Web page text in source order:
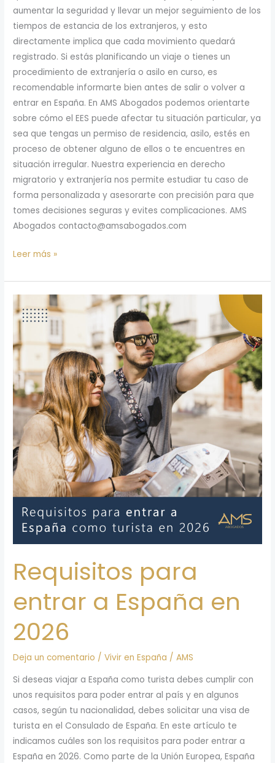
aumentar la seguridad y llevar un mejor seguimiento de los
tiempos de estancia de los extranjeros, y esto
directamente implica que cada movimiento quedará
registrado. Si estás planificando un viaje o tienes un
procedimiento de extranjería o asilo en curso, es
recomendable informarte bien antes de salir o volver a
entrar en España. En AMS Abogados podemos orientarte
sobre cómo el EES puede afectar tu situación particular, ya
sea que tengas un permiso de residencia, asilo, estés en
proceso de obtener alguno de ellos o te encuentres en
situación irregular. Nuestra experiencia en derecho
migratorio y extranjería nos permite estudiar tu caso de
forma personalizada y asesorarte con precisión para que
tomes decisiones seguras y evites complicaciones. AMS
Abogados contacto@amsabogados.com
Leer más »
Requisitos para
entrar a España en
2026
Deja un comentario /Vivir en España /AMS
Si deseas viajar a España como turista debes cumplir con
unos requisitos para poder entrar al país y en algunos
casos, según tu nacionalidad, debes solicitar una visa de
turista en el Consulado de España. En este artículo te
indicamos cuáles son los requisitos para poder entrar a
España en 2026. Como parte de la Unión Europea, España
Requisitos
para
a
España
en
2026